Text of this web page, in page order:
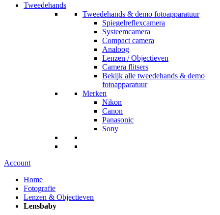
Tweedehands
Tweedehands & demo fotoapparatuur
Spiegelreflexcamera
Systeemcamera
Compact camera
Analoog
Lenzen / Objectieven
Camera flitsers
Bekijk alle tweedehands & demo
fotoapparatuur
Merken
Nikon
Canon
Panasonic
Sony
Account
Home
Fotografie
Lenzen & Objectieven
Lensbaby